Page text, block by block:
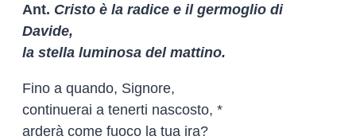
Ant. Cristo è la radice e il germoglio di
Davide,
la stella luminosa del mattino.
Fino a quando, Signore,
continuerai a tenerti nascosto, *
arderà come fuoco la tua ira?